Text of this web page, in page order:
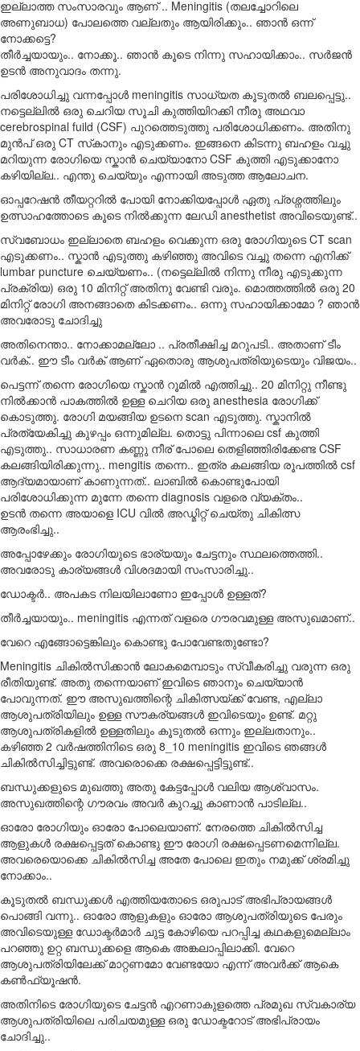
ഇല്ലാത്ത സംസാരവും ആണ് .. Meningitis (തലച്ചോറിലെ
അണുബാധ) പോലത്തെ വല്ലതും ആയിരിക്കും.. ഞാൻ ഒന്ന്
നോക്കട്ടെ?
തീർച്ചയായും.. നോക്കൂ.. ഞാൻ കൂടെ നിന്നു സഹായിക്കാം.. സർജൻ
ഉടൻ അനുവാദം തന്നു.
പരിശോധിച്ചു വന്നപ്പോൾ meningitis സാധ്യത കൂടുതൽ ബലപ്പെട്ടു..
നട്ടെല്ലിൽ ഒരു ചെറിയ സൂചി കുത്തിയിറക്കി നീരു അഥവാ
cerebrospinal fuild (CSF) പുറത്തെടുത്തു പരിശോധിക്കണം. അതിനു
മുൻപ് ഒരു CT സ്‌കാനും എടുക്കണം. ഇങ്ങനെ കിടന്നു ബഹളം വച്ചു
മറിയുന്ന രോഗിയെ സ്കാൻ ചെയ്യാനോ CSF കുത്തി എടുക്കാനോ
കഴിയില്ല.. എന്തു ചെയ്യും എന്നായി അടുത്ത ആലോചന.
ഓപ്പറേഷൻ തീയറ്ററിൽ പോയി നോക്കിയപ്പോൾ ഏതു പ്രശ്നത്തിലും
ഉത്സാഹത്തോടെ കൂടെ നിൽക്കുന്ന ലേഡി anesthetist അവിടെയുണ്ട്..
സ്വബോധം ഇല്ലാതെ ബഹളം വെക്കുന്ന ഒരു രോഗിയുടെ CT scan
എടുക്കണം.. സ്കാൻ എടുത്തു കഴിഞ്ഞു അവിടെ വച്ചു തന്നെ എനിക്ക്
lumbar puncture ചെയ്യണം.. (നട്ടെല്ലിൽ നിന്നു നീരു എടുക്കുന്ന
പ്രക്രിയ) ഒരു 10 മിനിറ്റ് അതിനു വേണ്ടി വരും. മൊത്തത്തിൽ ഒരു 20
മിനിറ്റ് രോഗി അനങ്ങാതെ കിടക്കണം.. ഒന്നു സഹായിക്കാമോ ? ഞാൻ
അവരോടു ചോദിച്ചു
അതിനെന്താ.. നോക്കാമല്ലോ .. പ്രതീക്ഷിച്ച മറുപടി.. അതാണ് ടീം
വർക്.. ഈ ടീം വർക് ആണ് ഏതൊരു ആശുപത്രിയുടെയും വിജയം..
പെട്ടന്ന് തന്നെ രോഗിയെ സ്കാൻ റൂമിൽ എത്തിച്ചു.. 20 മിനിറ്റു നീണ്ടു
നിൽക്കാൻ പാകത്തിൽ ഉള്ള ചെറിയ ഒരു anesthesia രോഗിക്ക്
കൊടുത്തു. രോഗി മയങ്ങിയ ഉടനെ scan എടുത്തു. സ്കാനിൽ
പ്രത്യേകിച്ചു കുഴപ്പം ഒന്നുമില്ല. തൊട്ടു പിന്നാലെ csf കുത്തി
എടുത്തു.. സാധാരണ കണ്ണു നീര് പോലെ തെളിഞ്ഞിരിക്കേണ്ട CSF
കലങ്ങിയിരിക്കുന്നു.. mengitis തന്നെ.. ഇത്ര കലങ്ങിയ രൂപത്തിൽ csf
ആദ്യമായാണ് കാണുന്നത്.. ലാബിൽ കൊണ്ടുപോയി
പരിശോധിക്കുന്ന മുന്നേ തന്നെ diagnosis വളരെ വ്യക്തം..
ഉടൻ തന്നെ അയാളെ ICU വിൽ അഡ്മിറ്റ് ചെയ്തു ചികിത്സ
ആരംഭിച്ചു..
അപ്പോഴേക്കും രോഗിയുടെ ഭാര്യയും ചേട്ടനും സ്ഥലത്തെത്തി..
അവരോടു കാര്യങ്ങൾ വിശദമായി സംസാരിച്ചു..
ഡോക്ടർ.. അപകട നിലയിലാണോ ഇപ്പോൾ ഉള്ളത്?
തീർച്ചയായും.. meningitis എന്നത് വളരെ ഗൗരവമുള്ള അസുഖമാണ്..
വേറെ എങ്ങോട്ടെങ്കിലും കൊണ്ടു പോവേണ്ടതുണ്ടോ?
Meningitis ചികിൽസിക്കാൻ ലോകമെമ്പാടും സ്വീകരിച്ചു വരുന്ന ഒരു
രീതിയുണ്ട്. അതു തന്നെയാണ് ഇവിടെ ഞാനും ചെയ്യാൻ
പോവുന്നത്. ഈ അസുഖത്തിന്റെ ചികിത്സയ്ക്ക് വേണ്ട, എല്ലാ
ആശുപത്രിയിലും ഉള്ള സൗകര്യങ്ങൾ ഇവിടെയും ഉണ്ട്. മറ്റു
ആശുപത്രികളിൽ ഉള്ളതിലും കൂടുതൽ ഒന്നും ഇല്ലതാനും..
കഴിഞ്ഞ 2 വർഷത്തിനിടെ ഒരു 8_10 meningitis ഇവിടെ ഞങ്ങൾ
ചികിൽസിച്ചിട്ടുണ്ട്. അവരൊക്കെ രക്ഷപ്പെട്ടിട്ടുണ്ട്..
ബന്ധുക്കളുടെ മുഖത്തു അതു കേട്ടപ്പോൾ വലിയ ആശ്വാസം.
അസുഖത്തിന്റെ ഗൗരവം അവർ കുറച്ചു കാണാൻ പാടില്ല..
ഓരോ രോഗിയും ഓരോ പോലെയാണ്. നേരത്തെ ചികിൽസിച്ച
ആളുകൾ രക്ഷപ്പെട്ടത് കൊണ്ടു ഈ രോഗി രക്ഷപ്പെടണമെന്നില്ല.
അവരെയൊക്കെ ചികിൽസിച്ച അതേ പോലെ ഇതും നമുക്ക് ശ്രമിച്ചു
നോക്കാം..
കൂടുതൽ ബന്ധുക്കൾ എത്തിയതോടെ ഒരുപാട് അഭിപ്രായങ്ങൾ
പൊങ്ങി വന്നു.. ഓരോ ആളുകളും ഓരോ ആശുപത്രിയുടെ പേരും
അവിടെയുള്ള ഡോക്ടർമാർ ചുട്ട കോഴിയെ പറപ്പിച്ച കഥകളുമെല്ലാം
പറഞ്ഞു ഉറ്റ ബന്ധുക്കളെ ആകെ അങ്കലാപ്പിലാക്കി. വേറെ
ആശുപത്രിയിലേക്ക് മാറ്റണമോ വേണ്ടയോ എന്ന് അവർക്ക് ആകെ
കൺഫ്യൂഷൻ.
അതിനിടെ രോഗിയുടെ ചേട്ടൻ എറണാകുളത്തെ പ്രമുഖ സ്വകാര്യ
ആശുപത്രിയിലെ പരിചയമുള്ള ഒരു ഡോക്ടറോട് അഭിപ്രായം
ചോദിച്ചു..